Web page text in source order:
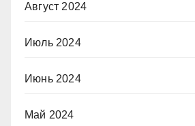
Август 2024
Июль 2024
Июнь 2024
Май 2024